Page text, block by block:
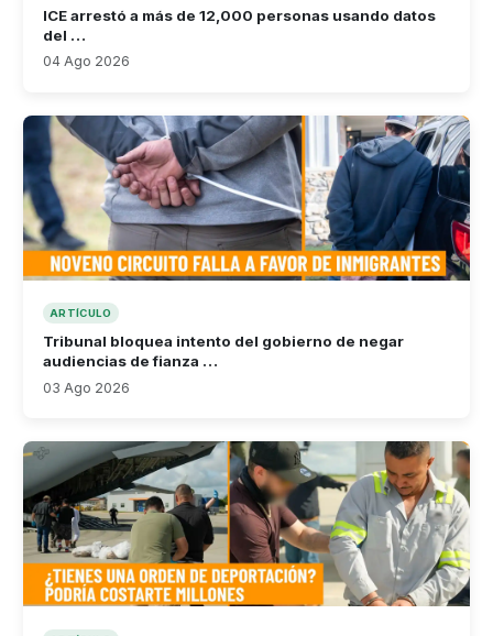
ICE arrestó a más de 12,000 personas usando datos
del …
04 Ago 2026
ARTÍCULO
Tribunal bloquea intento del gobierno de negar
audiencias de fianza …
03 Ago 2026